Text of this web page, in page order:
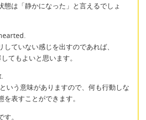
態は「静かになった」と言えるでしょ
していない感じを出すのであれば、
てもよいと思います。
いう意味がありますので、何も行動しな
を表すことができます。
。